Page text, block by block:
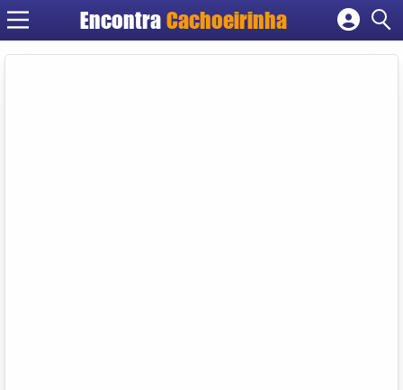
Encontra Cachoeirinha
Cadastrar empresa